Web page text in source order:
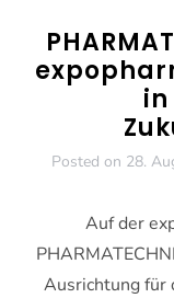
Posted on 28.
Auf der
Ausrichtung für